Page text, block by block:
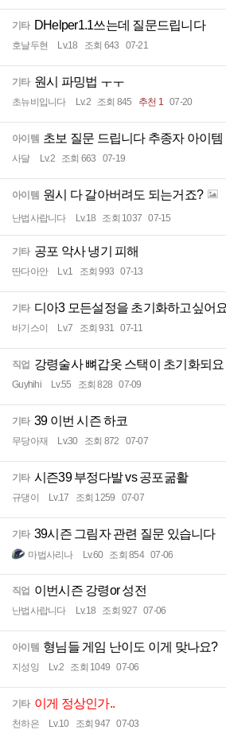
기타 DHelper1.1쓰는데 질문드립니다
호날두현 Lv.18 조회 643 07-21
기타 원시 파밍법 ㅜㅜ
초뉴비입니다 Lv.2 조회 845 추천 1 07-20
아이템 초보 질문 드립니다 추종자 아이템
사달 Lv.2 조회 663 07-19
아이템 원시 다 갈아버려도 되는거죠?
난법사랍니다 Lv.18 조회 1037 07-15
기타 공포 악사 냉기 피해
딴다아안 Lv.1 조회 993 07-13
기타 디아3 모든설정을 초기화하고싶어
바기스이 Lv.7 조회 931 07-11
직업 강령술사 뼈갑옷 스택이 초기화되요
Guyhihi Lv.55 조회 828 07-09
기타 39 이번 시즌 하코
무당아재 Lv.30 조회 872 07-07
기타 시즌39 부정다발 vs 공포굶활
규댕이 Lv.17 조회 1259 07-07
기타 39시즌 그림자 관련 질문 있습니다
마법사리나 Lv.60 조회 854 07-06
직업 이번시즌 강령or 성전
난법사랍니다 Lv.18 조회 927 07-06
아이템 형님들 게임 난이도 이게 맞나요?
지성잉 Lv.2 조회 1049 07-06
기타 이게 정상인가..
천하은 Lv.10 조회 947 07-03